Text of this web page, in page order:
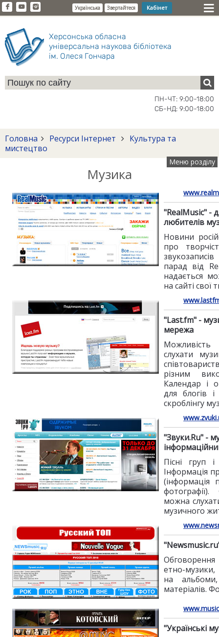
Українська Звертайтеся Кабінет
Херсонська обласна
універсальна наукова бібліотека
ім. Олеся Гончара
ПН-ЧТ: 9:00-18:00
СБ-НД: 9:00-18:00
Головна Ресурси Інтернет
Культура та
мистецтво
Меню розділу
Музика
"RealMusic" -
любителів
Новини
про
парад від
надається
на сайті свої
"Last.fm" -
мережа
слухати
різним
Календар і
для блогів і
скроблінгу
"Звуки.Ru" -
Пісні груп
Інформація
(інформація
можна
музичного
етно-
на
матеріалів.
"Українські